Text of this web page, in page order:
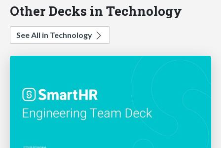
Other Decks in Technology
See All in Technology